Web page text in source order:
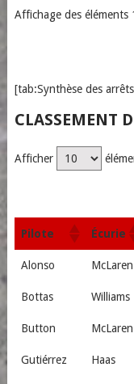
Affichage des éléments
[tab:Synthèse des
CLASSEMENT
Afficher
Pilote Écurie
Alonso McLaren
Bottas Williams
Button McLaren
Gutiérrez Haas